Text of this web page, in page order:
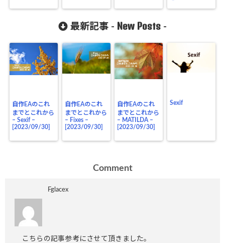
最新記事 - New Posts -
自作EAのこれ
までとこれから
– Sexif –
[2023/09/30]
自作EAのこれ
までとこれから
– Fixes –
[2023/09/30]
自作EAのこれ
までとこれから
– MATILDA –
[2023/09/30]
Sexif
Comment
Fglacex
こちらの記事参考にさせて頂きました。